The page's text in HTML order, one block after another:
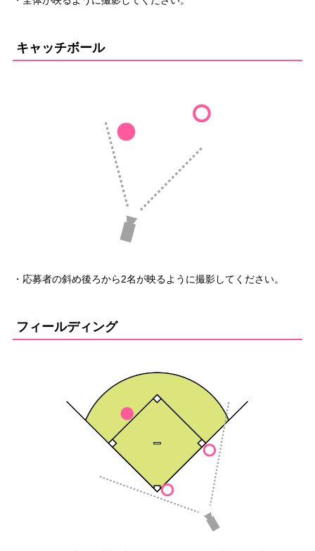
キャッチボール
・応募者の斜め後ろから2名が映るように撮影してください。
フィールディング